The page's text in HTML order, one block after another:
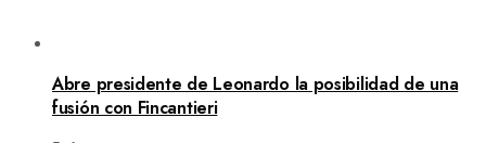
Abre presidente de Leonardo la posibilidad de una
fusión con Fincantieri